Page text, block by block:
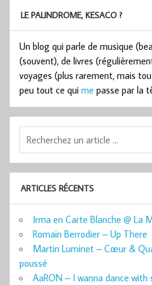
LE PALINDROME, KESACO ?
Un blog qui parle de musique
(souvent), de livres
voyages (plus rarement, mais
peu tout ce qui me passe par la
ARTICLES RÉCENTS
Irma en Carte Blanche @ La
Romain Berrodier – Up There
Martin Luminet – Cœur &
poussé
AaRON – I wanna dance